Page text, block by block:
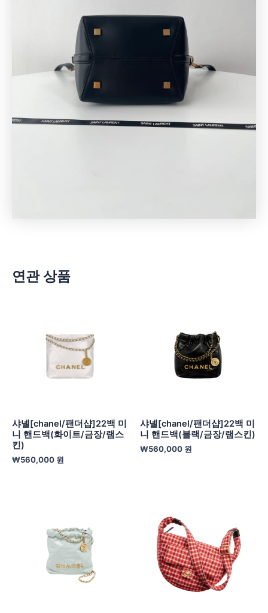
연관 상품
샤넬[chanel/팬더샵]22백 미
니 핸드백(화이트/금장/램스
킨)
₩560,000 원
샤넬[chanel/팬더샵]22백 미
니 핸드백(블랙/금장/램스킨)
₩560,000 원